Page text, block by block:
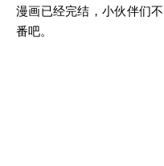
漫画已经完结，小伙伴们
番吧。